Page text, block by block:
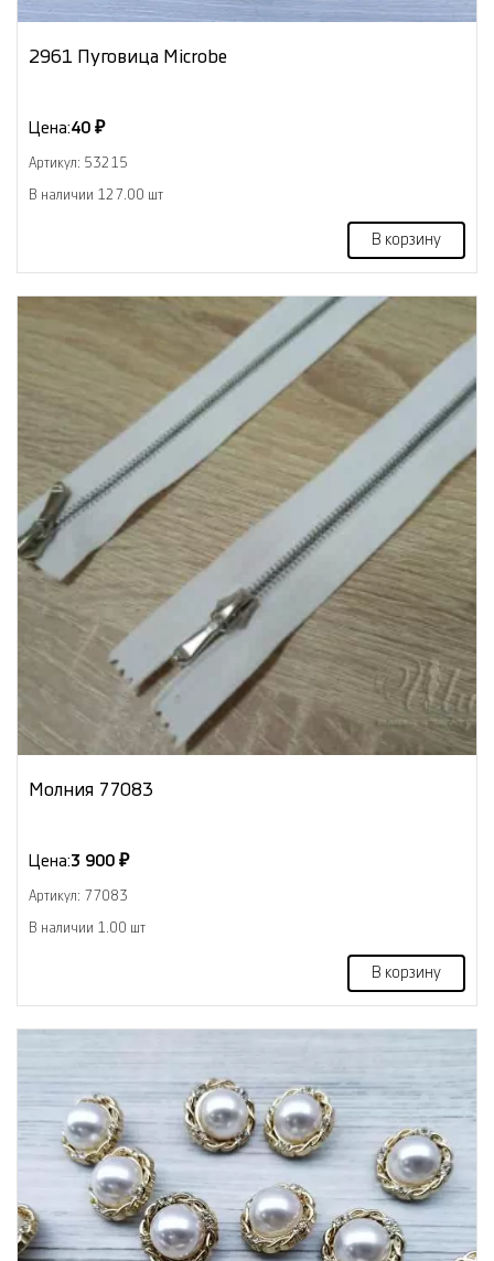
2961 Пуговица Microbe
Цена:40 ₽
Артикул: 53215
В наличии 127.00 шт
В корзину
Молния 77083
Цена:3 900 ₽
Артикул: 77083
В наличии 1.00 шт
В корзину